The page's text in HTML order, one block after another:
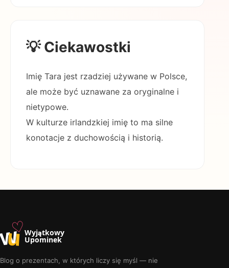
💡 Ciekawostki
Imię Tara jest rzadziej używane w Polsce,
ale może być uznawane za oryginalne i
nietypowe.
W kulturze irlandzkiej imię to ma silne
konotacje z duchowością i historią.
u♡Wyjątkowy
Upominek
Blog o prezentach, w których liczy się myśl — nie